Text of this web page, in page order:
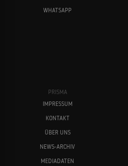
WHATSAPP
PRISMA
IMPRESSUM
KONTAKT
ÜBER UNS
NEWS-ARCHIV
MEDIADATEN